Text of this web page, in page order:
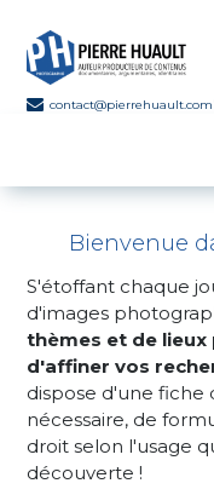
contact@pierrehuault.com
Bienvenue
S'étoffant chaque
d'images
thèmes et de
d'affiner vos
dispose d'une fiche
nécessaire, de
droit selon l'usage
découverte !